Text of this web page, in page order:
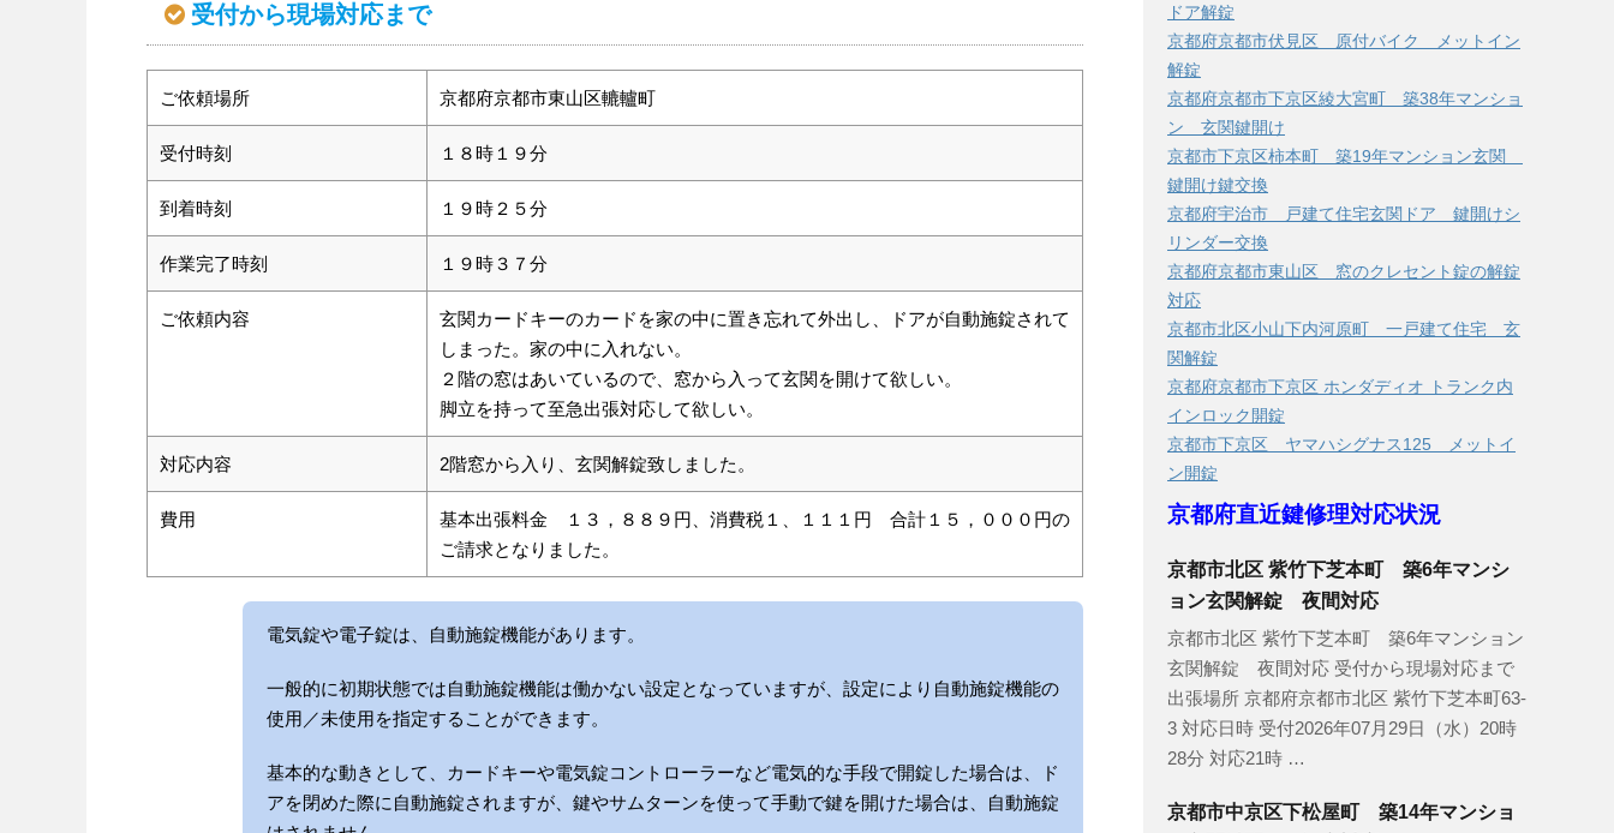
受付から現場対応まで
ご依頼場所 京都府京都市東山区轆轤町
受付時刻 １８時１９分
到着時刻 １９時２５分
作業完了時刻 １９時３７分
ご依頼内容
玄関カードキーのカードを家の中に置き忘れて外出し、ドアが自動施錠されて
しまった。家の中に入れない。
２階の窓はあいているので、窓から入って玄関を開けて欲しい。
脚立を持って至急出張対応して欲しい。
対応内容 2階窓から入り、玄関解錠致しました。
費用
基本出張料金 １３，８８９円、消費税１、１１１円 合計１５，０００円の
ご請求となりました。
電気錠や電子錠は、自動施錠機能があります。
一般的に初期状態では自動施錠機能は働かない設定となっていますが、設定により自動施錠機能の
使用／未使用を指定することができます。
基本的な動きとして、カードキーや電気錠コントローラーなど電気的な手段で開錠した場合は、ド
アを閉めた際に自動施錠されますが、鍵やサムターンを使って手動で鍵を開けた場合は、自動施錠
ドア解錠
京都府京都市伏見区 原付バイク メットイン
解錠
京都府京都市下京区綾大宮町 築38年マンショ
ン 玄関鍵開け
京都市下京区柿本町 築19年マンション玄関
鍵開け鍵交換
京都府宇治市 戸建て住宅玄関ドア 鍵開けシ
リンダー交換
京都府京都市東山区 窓のクレセント錠の解錠
対応
京都市北区小山下内河原町 一戸建て住宅 玄
関解錠
京都府京都市下京区 ホンダディオ トランク内
インロック開錠
京都市下京区 ヤマハシグナス125 メットイ
ン開錠
京都府直近鍵修理対応状況
京都市北区 紫竹下芝本町 築6年マンシ
ョン玄関解錠 夜間対応
京都市北区 紫竹下芝本町 築6年マンション
玄関解錠 夜間対応 受付から現場対応まで
出張場所 京都府京都市北区 紫竹下芝本町63-
3 対応日時 受付2026年07月29日（水）20時
28分 対応21時 …
京都市中京区下松屋町 築14年マンショ